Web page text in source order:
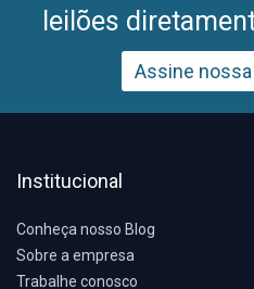
leilões
Assine
Institucional
Conheça nosso Blog
Sobre a empresa
Trabalhe conosco